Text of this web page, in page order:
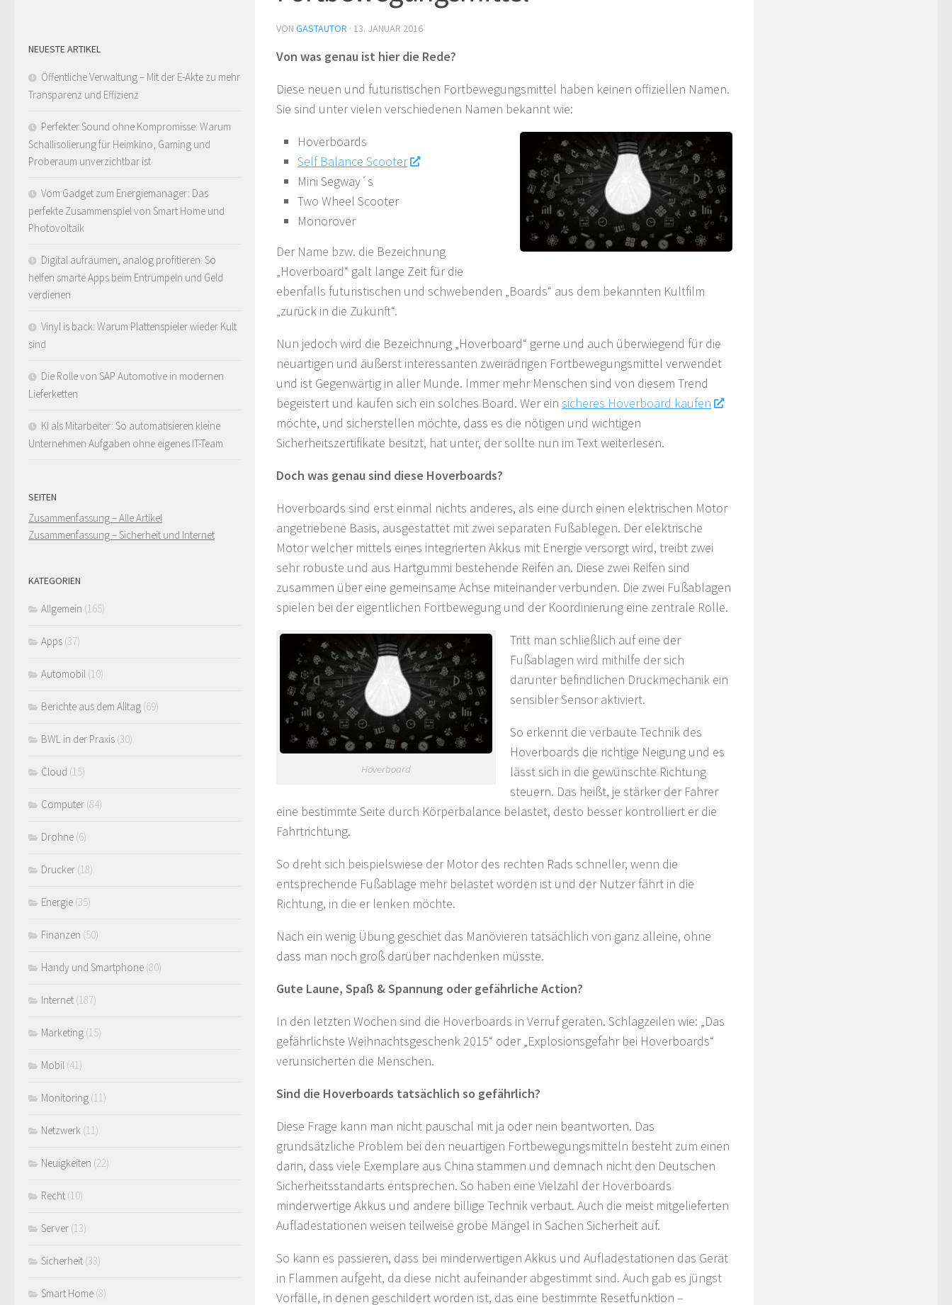
VON GASTAUTOR · 13. JANUAR 2016
Von was genau ist hier die Rede?
Diese neuen und futuristischen Fortbewegungsmittel haben keinen offiziellen Namen.
Sie sind unter vielen verschiedenen Namen bekannt wie:
Hoverboards
Self Balance Scooter
Mini Segway´s
Two Wheel Scooter
Monorover
Der Name bzw. die Bezeichnung
„Hoverboard“ galt lange Zeit für die
ebenfalls futuristischen und schwebenden „Boards“ aus dem bekannten Kultfilm
„zurück in die Zukunft“.
Nun jedoch wird die Bezeichnung „Hoverboard“ gerne und auch überwiegend für die
neuartigen und äußerst interessanten zweirädrigen Fortbewegungsmittel verwendet
und ist Gegenwärtig in aller Munde. Immer mehr Menschen sind von diesem Trend
begeistert und kaufen sich ein solches Board. Wer ein sicheres Hoverboard kaufen
möchte, und sicherstellen möchte, dass es die nötigen und wichtigen
Sicherheitszertifikate besitzt, hat unter, der sollte nun im Text weiterlesen.
Doch was genau sind diese Hoverboards?
Hoverboards sind erst einmal nichts anderes, als eine durch einen elektrischen Motor
angetriebene Basis, ausgestattet mit zwei separaten Fußablegen. Der elektrische
Motor welcher mittels eines integrierten Akkus mit Energie versorgt wird, treibt zwei
sehr robuste und aus Hartgummi bestehende Reifen an. Diese zwei Reifen sind
zusammen über eine gemeinsame Achse miteinander verbunden. Die zwei Fußablagen
spielen bei der eigentlichen Fortbewegung und der Koordinierung eine zentrale Rolle.
Hoverboard
Tritt man schließlich auf eine der
Fußablagen wird mithilfe der sich
darunter befindlichen Druckmechanik ein
sensibler Sensor aktiviert.
So erkennt die verbaute Technik des
Hoverboards die richtige Neigung und es
lässt sich in die gewünschte Richtung
steuern. Das heißt, je stärker der Fahrer
eine bestimmte Seite durch Körperbalance belastet, desto besser kontrolliert er die
Fahrtrichtung.
So dreht sich beispielswiese der Motor des rechten Rads schneller, wenn die
entsprechende Fußablage mehr belastet worden ist und der Nutzer fährt in die
Richtung, in die er lenken möchte.
Nach ein wenig Übung geschiet das Manövieren tatsächlich von ganz alleine, ohne
dass man noch groß darüber nachdenken müsste.
Gute Laune, Spaß & Spannung oder gefährliche Action?
In den letzten Wochen sind die Hoverboards in Verruf geraten. Schlagzeilen wie: „Das
gefährlichste Weihnachtsgeschenk 2015“ oder „Explosionsgefahr bei Hoverboards“
verunsicherten die Menschen.
Sind die Hoverboards tatsächlich so gefährlich?
Diese Frage kann man nicht pauschal mit ja oder nein beantworten. Das
grundsätzliche Problem bei den neuartigen Fortbewegungsmitteln besteht zum einen
darin, dass viele Exemplare aus China stammen und demnach nicht den Deutschen
Sicherheitsstandarts entsprechen. So haben eine Vielzahl der Hoverboards
minderwertige Akkus und andere billige Technik verbaut. Auch die meist mitgelieferten
Aufladestationen weisen teilweise grobe Mängel in Sachen Sicherheit auf.
So kann es passieren, dass bei minderwertigen Akkus und Aufladestationen das Gerät
in Flammen aufgeht, da diese nicht aufeinander abgestimmt sind. Auch gab es jüngst
Vorfälle, in denen geschildert worden ist, das eine bestimmte Resetfunktion –
NEUESTE ARTIKEL
Öffentliche Verwaltung – Mit der E-Akte zu mehr
Transparenz und Effizienz
Perfekter Sound ohne Kompromisse: Warum
Schallisolierung für Heimkino, Gaming und
Proberaum unverzichtbar ist
Vom Gadget zum Energiemanager: Das
perfekte Zusammenspiel von Smart Home und
Photovoltaik
Digital aufräumen, analog profitieren: So
helfen smarte Apps beim Entrümpeln und Geld
verdienen
Vinyl is back: Warum Plattenspieler wieder Kult
sind
Die Rolle von SAP Automotive in modernen
Lieferketten
KI als Mitarbeiter: So automatisieren kleine
Unternehmen Aufgaben ohne eigenes IT-Team
SEITEN
Zusammenfassung – Alle Artikel
Zusammenfassung – Sicherheit und Internet
KATEGORIEN
Allgemein (165)
Apps (37)
Automobil (10)
Berichte aus dem Alltag (69)
BWL in der Praxis (30)
Cloud (15)
Computer (84)
Drohne (6)
Drucker (18)
Energie (35)
Finanzen (50)
Handy und Smartphone (80)
Internet (187)
Marketing (15)
Mobil (41)
Monitoring (11)
Netzwerk (11)
Neuigkeiten (22)
Recht (10)
Server (13)
Sicherheit (33)
Smart Home (8)